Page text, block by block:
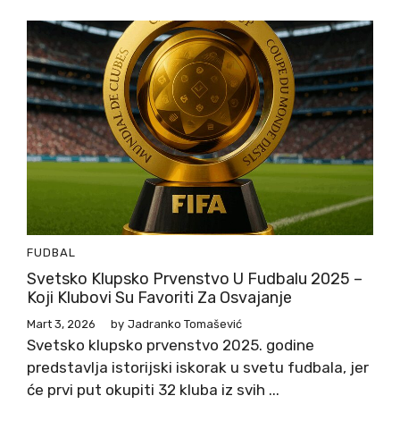
FUDBAL
Svetsko Klupsko Prvenstvo U Fudbalu 2025 –
Koji Klubovi Su Favoriti Za Osvajanje
Mart 3, 2026 by Jadranko Tomašević
Svetsko klupsko prvenstvo 2025. godine
predstavlja istorijski iskorak u svetu fudbala, jer
će prvi put okupiti 32 kluba iz svih ...